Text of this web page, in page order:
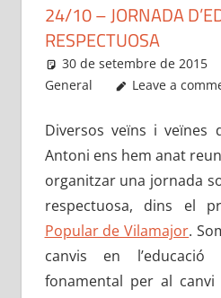
24/10 – JORNADA
RESPECTUOSA
30 de setembre de 2015
General
Leave a
Diversos veïns i veïnes
Antoni ens hem anat
organitzar una jornada
respectuosa, dins el
Popular de Vilamajor.
canvis en
fonamental per al